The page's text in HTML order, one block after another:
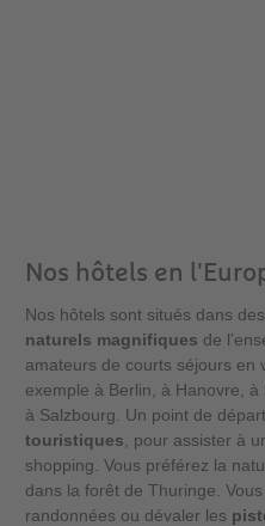
Nos hôtels en
Nos hôtels sont situés dans des
naturels magnifiques de
amateurs de courts séjours en
exemple à Berlin, à Hanovre,
à Salzbourg. Un point de
touristiques , pour assister à
shopping. Vous préférez la
dans la forêt de Thuringe.
randonnées ou dévaler les